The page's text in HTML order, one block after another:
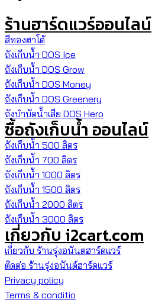
ร้านฮาร์ดแวร์ออนไลน์
สีทองฮาโต้
ถังเก็บน้ำ DOS Ice
ถังเก็บน้ำ DOS Grow
ถังเก็บน้ำ DOS Money
ถังเก็บน้ำ DOS Greenery
ถังบำบัดน้ำเสีย DOS Hero
ซื้อถังเก็บน้ำ ออนไลน์
ถังเก็บน้ำ 500 ลิตร
ถังเก็บน้ำ 700 ลิตร
ถังเก็บน้ำ 1000 ลิตร
ถังเก็บน้ำ 1500 ลิตร
ถังเก็บน้ำ 2000 ลิตร
ถังเก็บน้ำ 3000 ลิตร
เกี่ยวกับ i2cart.com
เกี่ยวกับ ร้านรุ่งอนันตฮาร์ดแวร์
ติดต่อ ร้านรุ่งอนันต์ฮาร์ดแวร์
Privacy policy
Terms & conditio